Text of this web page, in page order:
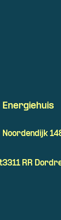
Energiehuis
Noordendijk
3311 RR